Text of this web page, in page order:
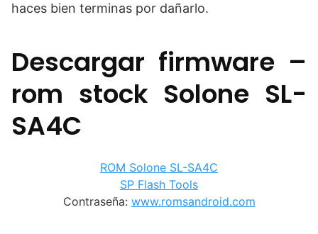
haces bien terminas por dañarlo.
Descargar firmware –
rom stock Solone SL-
SA4C
ROM Solone SL-SA4C
SP Flash Tools
Contraseña: www.romsandroid.com